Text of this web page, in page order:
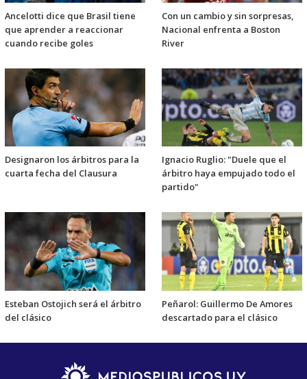
Ancelotti dice que Brasil tiene
que aprender a reaccionar
cuando recibe goles
Con un cambio y sin sorpresas,
Nacional enfrenta a Boston
River
Designaron los árbitros para la
cuarta fecha del Clausura
Ignacio Ruglio: "Duele que el
árbitro haya empujado todo el
partido"
Esteban Ostojich será el árbitro
del clásico
Peñarol: Guillermo De Amores
descartado para el clásico